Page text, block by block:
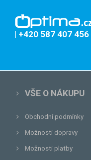
| +420 587 407 456
VŠE O NÁKUPU
Obchodní podmínky
Možnosti dopravy
Možnosti platby